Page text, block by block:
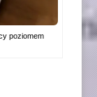
poziomem